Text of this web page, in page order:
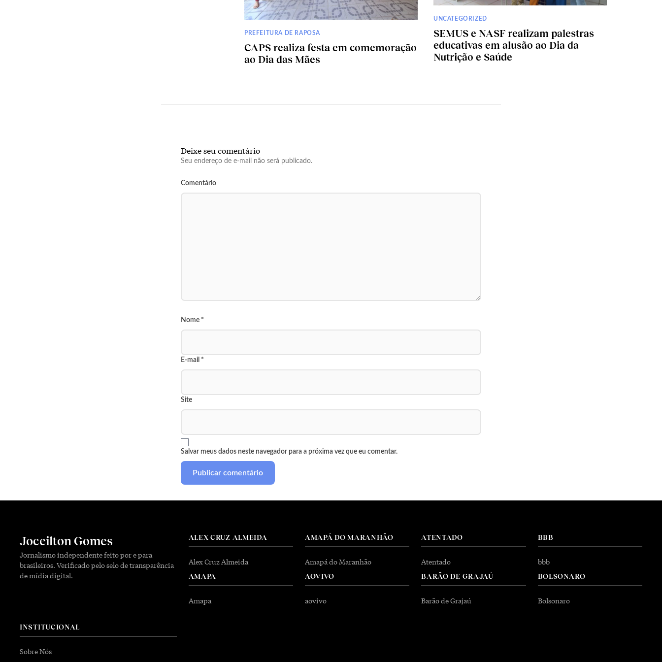
PREFEITURA DE RAPOSA
CAPS realiza festa em comemoração
ao Dia das Mães
UNCATEGORIZED
SEMUS e NASF realizam palestras
educativas em alusão ao Dia da
Nutrição e Saúde
Deixe seu comentário
Seu endereço de e-mail não será publicado.
Comentário
Nome *
E-mail *
Site
Salvar meus dados neste navegador para a próxima vez que eu comentar.
Joceilton Gomes
Jornalismo independente feito por e para
brasileiros. Verificado pelo selo de transparência
de mídia digital.
ALEX CRUZ ALMEIDA
Alex Cruz Almeida
AMAPA
Amapa
AMAPÁ DO MARANHÃO
Amapá do Maranhão
AOVIVO
aovivo
ATENTADO
Atentado
BARÃO DE GRAJAÚ
Barão de Grajaú
BBB
bbb
BOLSONARO
Bolsonaro
INSTITUCIONAL
Sobre Nós